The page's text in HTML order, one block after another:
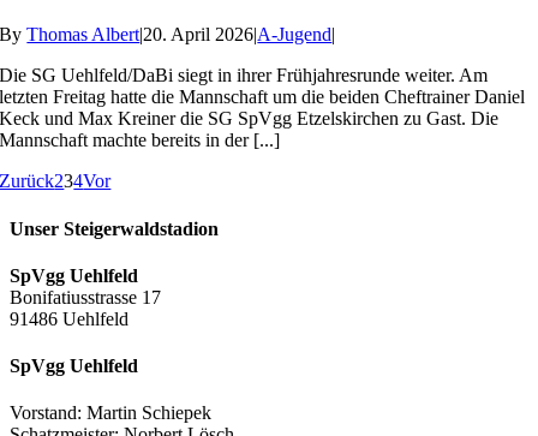
ByThomas Albert|20. April 2026|A-Jugend|
Die SG Uehlfeld/DaBi siegt in ihrer Frühjahresrunde weiter. Am
letzten Freitag hatte die Mannschaft um die beiden Cheftrainer Daniel
Keck und Max Kreiner die SG SpVgg Etzelskirchen zu Gast. Die
Mannschaft machte bereits in der [...]
Zurück234Vor
Unser Steigerwaldstadion
SpVgg Uehlfeld
Bonifatiusstrasse 17
91486 Uehlfeld
SpVgg Uehlfeld
Vorstand: Martin Schiepek